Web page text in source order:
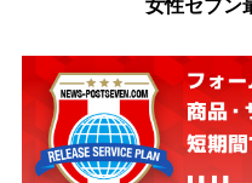
女性セブン